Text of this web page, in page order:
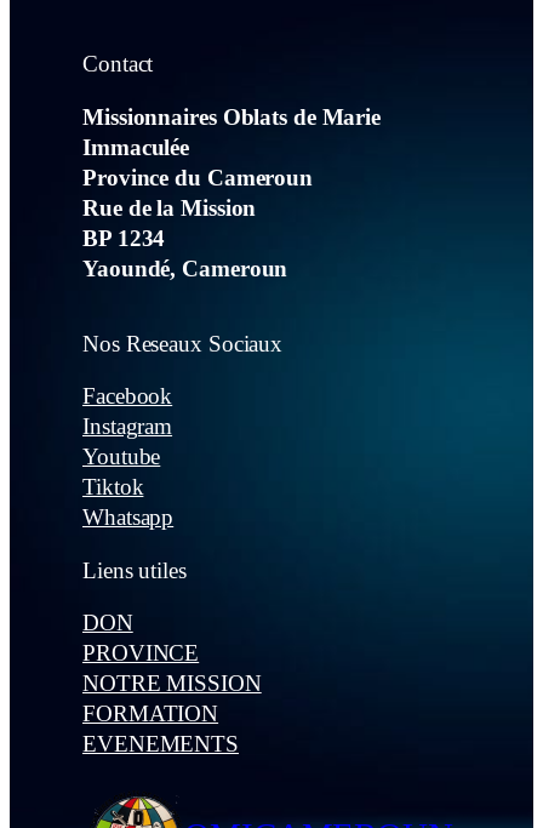
Contact
Missionnaires Oblats de Marie
Immaculée
Province du Cameroun
Rue de la Mission
BP 1234
Yaoundé, Cameroun
Nos Reseaux Sociaux
Facebook
Instagram
Youtube
Tiktok
Whatsapp
Liens utiles
DON
PROVINCE
NOTRE MISSION
FORMATION
EVENEMENTS